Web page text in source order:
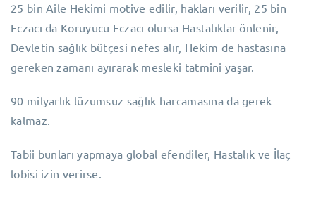
25 bin Aile Hekimi motive edilir, hakları verilir, 25 bin
Eczacı da Koruyucu Eczacı olursa Hastalıklar önlenir,
Devletin sağlık bütçesi nefes alır, Hekim de hastasına
gereken zamanı ayırarak mesleki tatmini yaşar.
90 milyarlık lüzumsuz sağlık harcamasına da gerek
kalmaz.
Tabii bunları yapmaya global efendiler, Hastalık ve İlaç
lobisi izin verirse.